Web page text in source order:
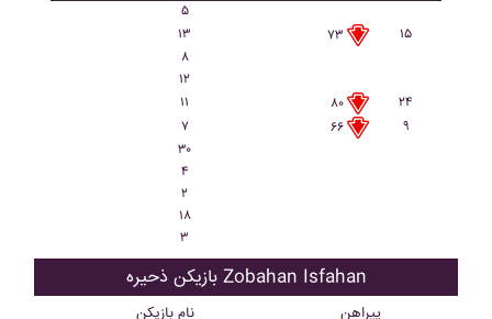
۵
۱۳
۷۳
۱۵
۸
۱۲
۱۱
۸۰
۲۴
۷
۶۶
۹
۳۰
۴
۲
۱۸
۳
بازیکن ذحیره Zobahan Isfahan
نام بازیکن پیراهن